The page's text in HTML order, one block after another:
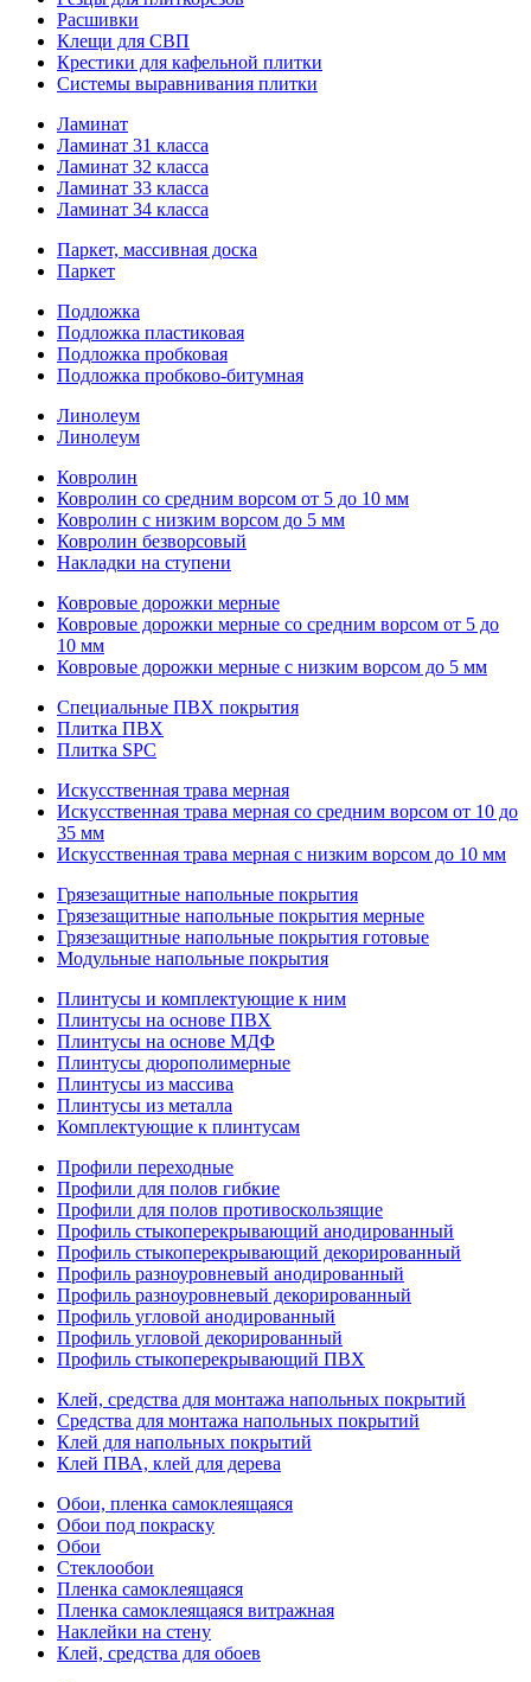
Расшивки
Клещи для СВП
Крестики для кафельной плитки
Системы выравнивания плитки
Ламинат
Ламинат 31 класса
Ламинат 32 класса
Ламинат 33 класса
Ламинат 34 класса
Паркет, массивная доска
Паркет
Подложка
Подложка пластиковая
Подложка пробковая
Подложка пробково-битумная
Линолеум
Линолеум
Ковролин
Ковролин со средним ворсом от 5 до 10 мм
Ковролин с низким ворсом до 5 мм
Ковролин безворсовый
Накладки на ступени
Ковровые дорожки мерные
Ковровые дорожки мерные со средним ворсом от 5 до
10 мм
Ковровые дорожки мерные с низким ворсом до 5 мм
Специальные ПВХ покрытия
Плитка ПВХ
Плитка SPC
Искуccтвенная трава мерная
Искусственная трава мерная со средним ворсом от 10 до
35 мм
Искусственная трава мерная с низким ворсом до 10 мм
Грязезащитные напольные покрытия
Грязезащитные напольные покрытия мерные
Грязезащитные напольные покрытия готовые
Модульные напольные покрытия
Плинтусы и комплектующие к ним
Плинтусы на основе ПВХ
Плинтусы на основе МДФ
Плинтусы дюрополимерные
Плинтусы из массива
Плинтусы из металла
Комплектующие к плинтусам
Профили переходные
Профили для полов гибкие
Профили для полов противоскользящие
Профиль стыкоперекрывающий анодированный
Профиль стыкоперекрывающий декорированный
Профиль разноуровневый анодированный
Профиль разноуровневый декорированный
Профиль угловой анодированный
Профиль угловой декорированный
Профиль стыкоперекрывающий ПВХ
Клей, средства для монтажа напольных покрытий
Средства для монтажа напольных покрытий
Клей для напольных покрытий
Клей ПВА, клей для дерева
Обои, пленка самоклеящаяся
Обои под покраску
Обои
Стеклообои
Пленка самоклеящаяся
Пленка самоклеящаяся витражная
Наклейки на стену
Клей, средства для обоев